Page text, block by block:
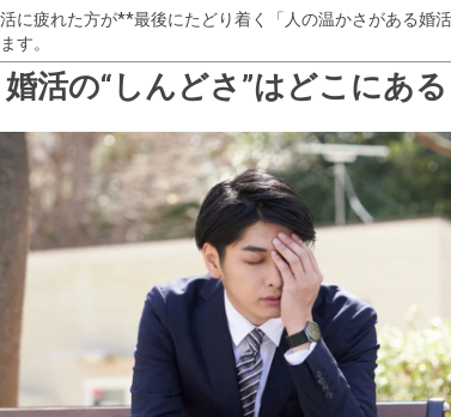
に疲れた方が**最後にたどり着く「人の温かさがある婚
す。
活の“しんどさ”はどこにあ